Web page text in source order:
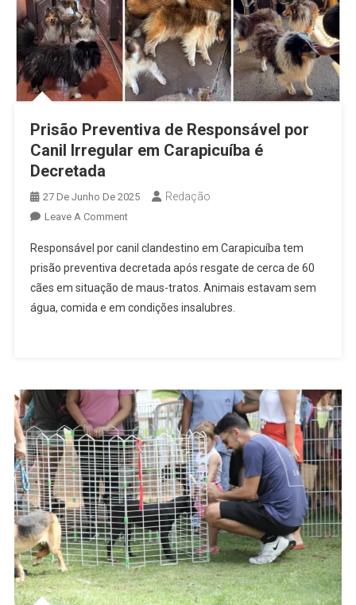
Prisão Preventiva de Responsável por
Canil Irregular em Carapicuíba é
Decretada
27 De Junho De 2025 Redação
Leave A CommentOn
Preventiva
De
Responsável
Por
É
Decretada
Responsável por canil clandestino em Carapicuíba tem
prisão preventiva decretada após resgate de cerca de 60
cães em situação de maus-tratos. Animais estavam sem
água, comida e em condições insalubres.